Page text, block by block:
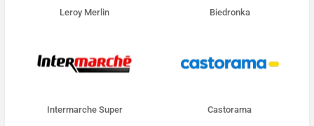
Leroy Merlin Biedronka
Intermarche Super Castorama